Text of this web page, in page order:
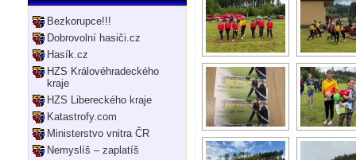
Bezkorupce!!!
Dobrovolní hasiči.cz
Hasík.cz
HZS Královéhradeckého
kraje
HZS Libereckého kraje
Katastrofy.com
Ministerstvo vnitra ČR
Nemyslíš – zaplatíš